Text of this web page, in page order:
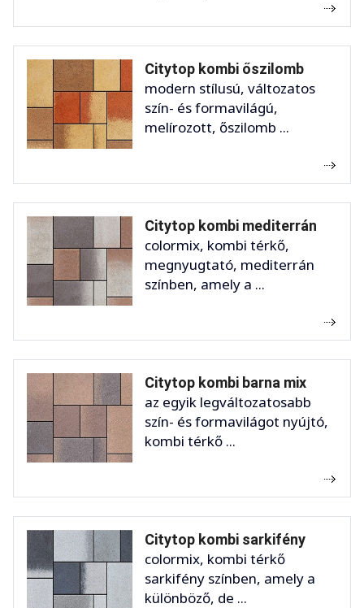
Citytop kombi őszilomb
modern stílusú, változatos
szín- és formavilágú,
melírozott, őszilomb ...
Citytop kombi mediterrán
colormix, kombi térkő,
megnyugtató, mediterrán
színben, amely a ...
Citytop kombi barna mix
az egyik legváltozatosabb
szín- és formavilágot nyújtó,
kombi térkő ...
Citytop kombi sarkifény
colormix, kombi térkő
sarkifény színben, amely a
különböző, de ...